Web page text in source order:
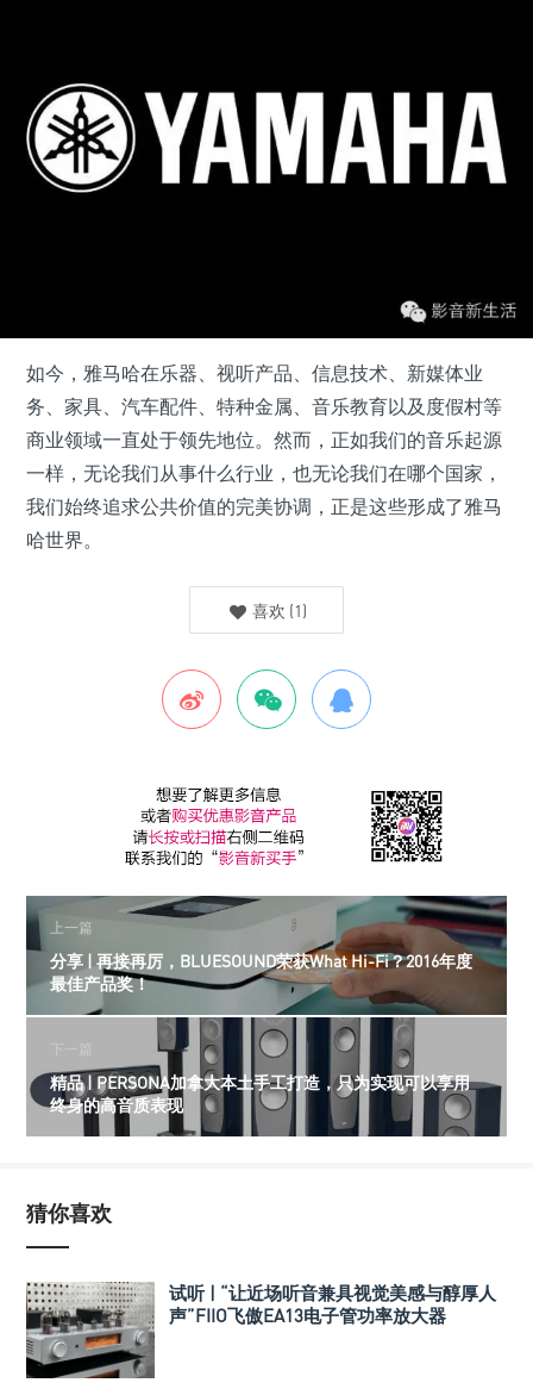
如今，雅马哈在乐器、视听产品、信息技术、新媒体业
务、家具、汽车配件、特种金属、音乐教育以及度假村等
商业领域一直处于领先地位。然而，正如我们的音乐起源
一样，无论我们从事什么行业，也无论我们在哪个国家，
我们始终追求公共价值的完美协调，正是这些形成了雅马
哈世界。
喜欢 (1)
上一篇
分享 | 再接再厉，BLUESOUND荣获What Hi-Fi？2016年度
最佳产品奖！
下一篇
精品 | PERSONA加拿大本土手工打造，只为实现可以享用
终身的高音质表现
猜你喜欢
试听 | “让近场听音兼具视觉美感与醇厚人
声”FIIO飞傲EA13电子管功率放大器